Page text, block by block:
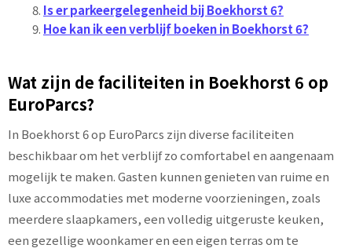
Is er parkeergelegenheid bij Boekhorst 6?
Hoe kan ik een verblijf boeken in Boekhorst 6?
Wat zijn de faciliteiten in Boekhorst 6 op
EuroParcs?
In Boekhorst 6 op EuroParcs zijn diverse faciliteiten
beschikbaar om het verblijf zo comfortabel en aangenaam
mogelijk te maken. Gasten kunnen genieten van ruime en
luxe accommodaties met moderne voorzieningen, zoals
meerdere slaapkamers, een volledig uitgeruste keuken,
een gezellige woonkamer en een eigen terras om te